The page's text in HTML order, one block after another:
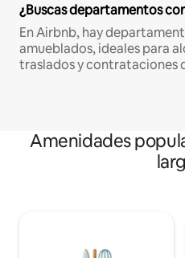
¿Buscas departamentos
En Airbnb, hay
amueblados, ideales para
traslados y contrataciones
Amenidades